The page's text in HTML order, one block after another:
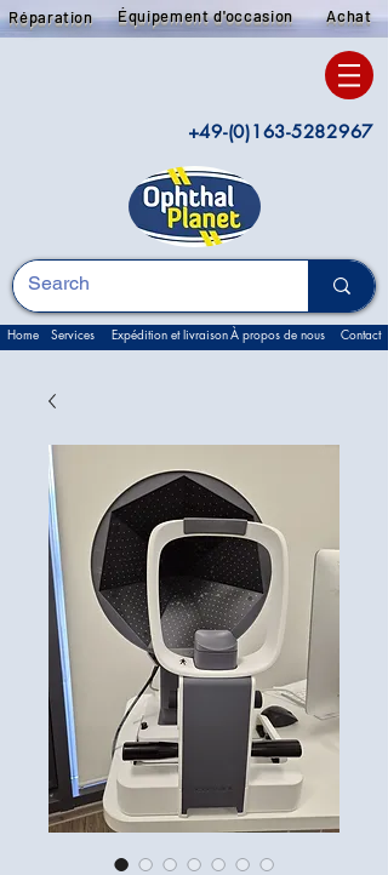
Réparation Équipement d'occasion Achat
+49-(0)163-5282967
Home Services Expédition et livraisonÀ propos de nous Contact